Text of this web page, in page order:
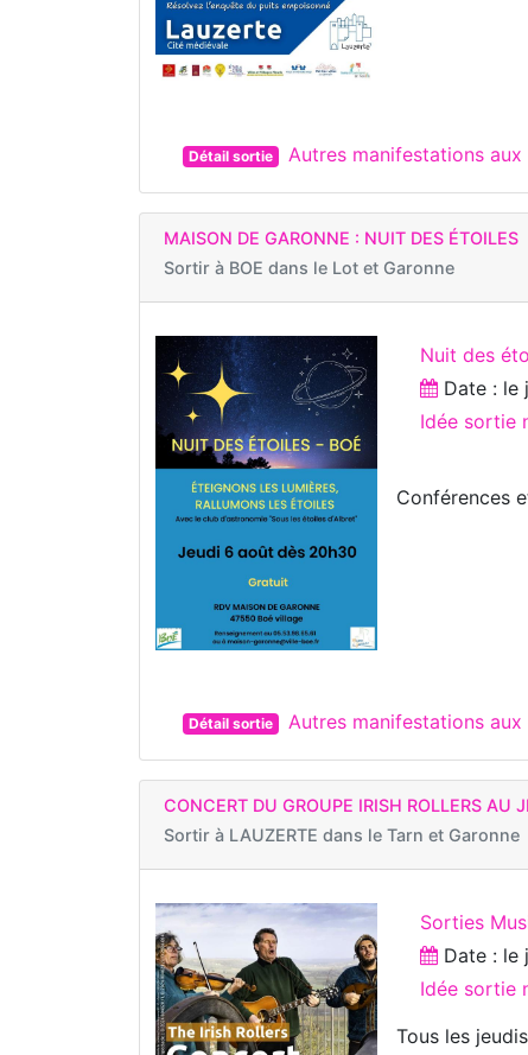
Détail sortie Autres manifestations aux
MAISON DE GARONNE : NUIT DES ÉTOILES
Sortir à BOE dans le Lot et Garonne
Nuit des
Date : le
Idée sortie
Conférences
Détail sortie Autres manifestations aux
CONCERT DU GROUPE IRISH ROLLERS AU
Sortir à LAUZERTE dans le Tarn et Garonne
Sorties
Date : le
Idée sortie
Tous les